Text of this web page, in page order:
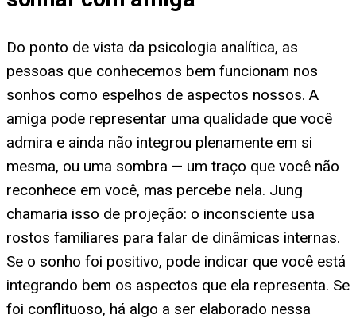
Do ponto de vista da psicologia analítica, as
pessoas que conhecemos bem funcionam nos
sonhos como espelhos de aspectos nossos. A
amiga pode representar uma qualidade que você
admira e ainda não integrou plenamente em si
mesma, ou uma sombra — um traço que você não
reconhece em você, mas percebe nela. Jung
chamaria isso de projeção: o inconsciente usa
rostos familiares para falar de dinâmicas internas.
Se o sonho foi positivo, pode indicar que você está
integrando bem os aspectos que ela representa. Se
foi conflituoso, há algo a ser elaborado nessa